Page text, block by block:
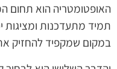
האופטומטריה הוא תחום
תמיד מתעדכנות ומציגות
במקום שמקפיד להחזיק